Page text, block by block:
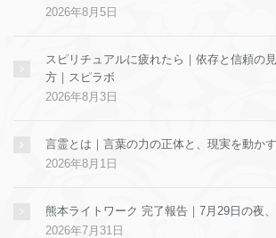
2026年8月5日
スピリチュアルに疲れたら｜依存と信頼の
方｜スピラボ
2026年8月3日
言霊とは｜言葉の力の正体と、現実を動か
2026年8月1日
熊本ライトワーク 完了報告｜7月29日の夜
2026年7月31日